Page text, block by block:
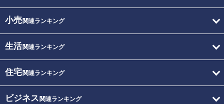
小売関連ランキング
生活関連ランキング
住宅関連ランキング
ビジネス 関連ランキング